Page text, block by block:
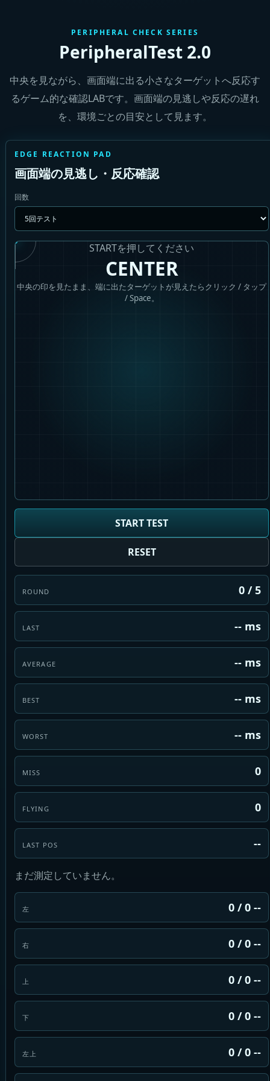
PERIPHERAL CHECK SERIES
PeripheralTest 2.0
中央を見ながら、画面端に出る小さなターゲットへ反応す
るゲーム的な確認LABです。画面端の見逃しや反応の遅れ
を、環境ごとの目安として見ます。
EDGE REACTION PAD
画面端の見逃し・反応確認
回数
STARTを押してください
CENTER
中央の印を見たまま、端に出たターゲットが見えたらクリック / タップ
/ Space。
START TEST
RESET
ROUND 0 /5
LAST -- ms
AVERAGE -- ms
BEST -- ms
WORST -- ms
MISS 0
FLYING 0
LAST POS --
まだ測定していません。
左 0 / 0 --
右 0 / 0 --
上 0 / 0 --
下 0 / 0 --
左上 0 / 0 --